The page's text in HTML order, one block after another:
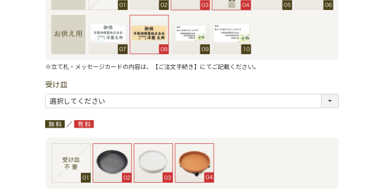
※立て札・メッセージカードの内容は、【ご注文手続き】にてご記載ください。
受け皿